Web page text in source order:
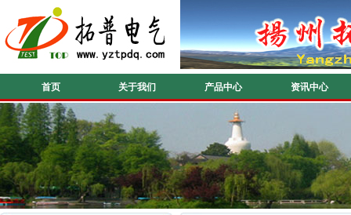
首页 关于我们 产品中心 资讯中心